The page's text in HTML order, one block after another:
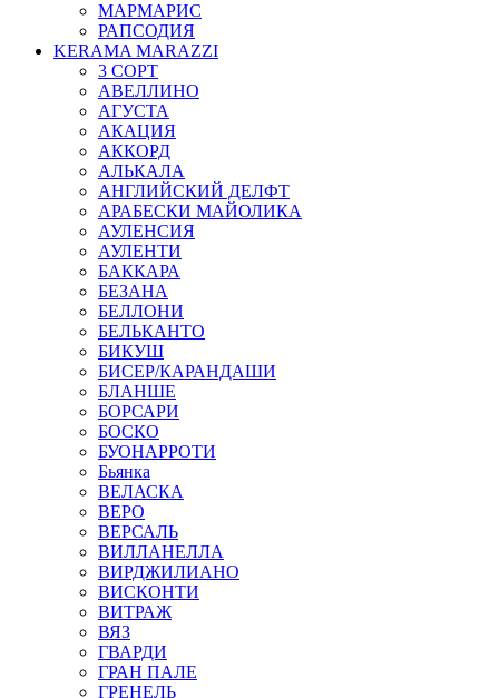
МАРМАРИС
РАПСОДИЯ
KERAMA MARAZZI
3 СОРТ
АВЕЛЛИНО
АГУСТА
АКАЦИЯ
АККОРД
АЛЬКАЛА
АНГЛИЙСКИЙ ДЕЛФТ
АРАБЕСКИ МАЙОЛИКА
АУЛЕНСИЯ
АУЛЕНТИ
БАККАРА
БЕЗАНА
БЕЛЛОНИ
БЕЛЬКАНТО
БИКУШ
БИСЕР/КАРАНДАШИ
БЛАНШЕ
БОРСАРИ
БОСКО
БУОНАРРОТИ
Бьянка
ВЕЛАСКА
ВЕРО
ВЕРСАЛЬ
ВИЛЛАНЕЛЛА
ВИРДЖИЛИАНО
ВИСКОНТИ
ВИТРАЖ
ВЯЗ
ГВАРДИ
ГРАН ПАЛЕ
ГРЕНЕЛЬ